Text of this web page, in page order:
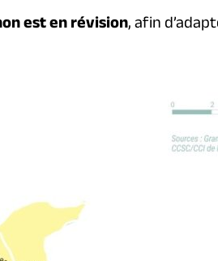
est en révision, afin